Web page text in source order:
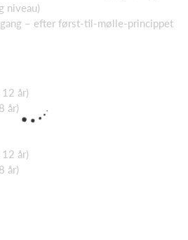
niveau)
– efter først-til-mølle-princippet
år)
år)
år)
år)